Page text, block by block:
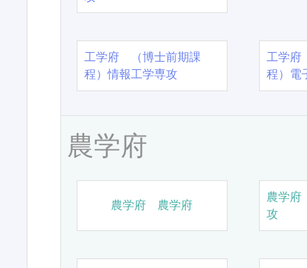
工学府 （博士前期課
程）情報工学専攻
工学
程）電
農学府
農学府 農学府
農学
攻